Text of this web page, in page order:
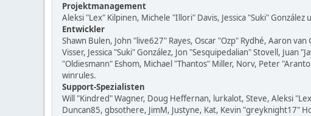
Projektmanagement
Aleksi "Lex" Kilpinen, Michele "Illori" Davis, Jessica "Suki" González
Entwickler
Shawn Bulen, John "live627" Rayes, Oscar "Ozp" Rydhé, Aaron
Visser, Jessica "Suki" González, Jon "Sesquipedalian" Stovell,
"Oldiesmann" Eshom, Michael "Thantos" Miller, Norv, Peter
winrules.
Support-Spezialisten
Will "Kindred" Wagner, Doug Heffernan, lurkalot, Steve, Aleksi
Duncan85, gbsothere, JimM, Justyne, Kat, Kevin "greyknight17"